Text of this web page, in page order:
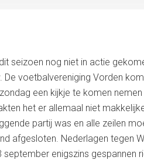
seizoen nog niet in actie
voetbalvereniging Vorden
een kijkje te komen
het er allemaal niet
partij was en alle zeilen
afgesloten. Nederlagen tegen
enigszins gespannen